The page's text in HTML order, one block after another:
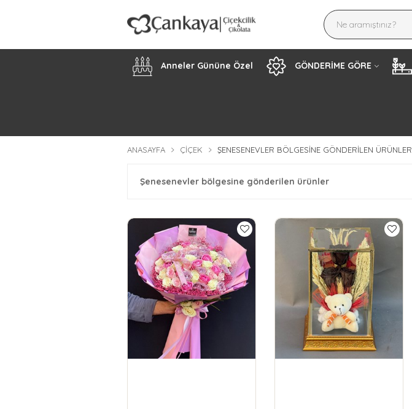
Anneler Gününe Özel GÖNDERİME GÖRE
ANASAYFA ÇIÇEK ŞENESENEVLER BÖLGESINE GÖNDERILEN ÜRÜNLER
Şenesenevler bölgesine gönderilen ürünler